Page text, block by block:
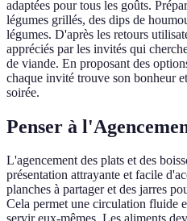
adaptées pour tous les goûts.
légumes grillés, des dips de
légumes. D'après les retours
appréciés par les invités qui
de viande. En proposant des
chaque invité trouve son bonheur
soirée.
Penser à
L'agencement des plats et des
présentation attrayante et facile
planches à partager et des jarres
Cela permet une circulation fluide